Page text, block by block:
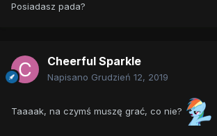
Posiadasz pada?
Cheerful Sparkle
Napisano Grudzień 12, 2019
Taaaak, na czymś muszę grać, co nie?